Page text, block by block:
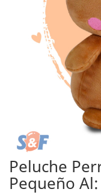
Peluche
Pequeño
Saltar
comienzo